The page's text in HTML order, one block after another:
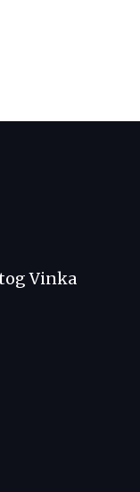
Vinka